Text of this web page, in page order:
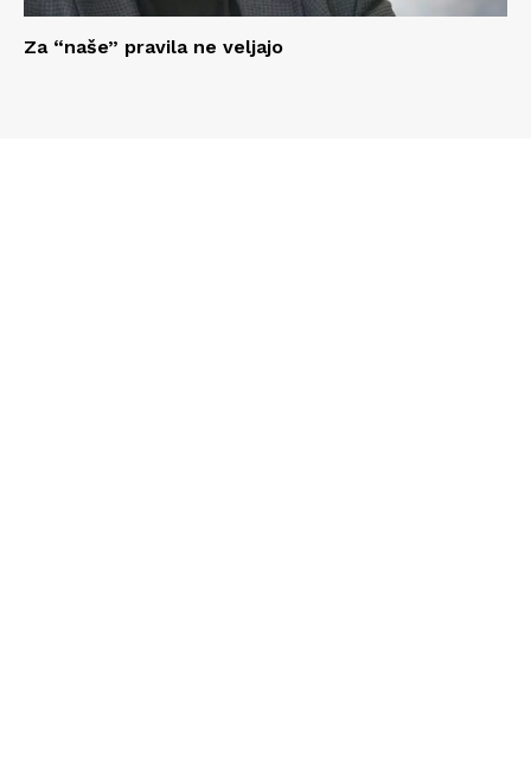
Za “naše” pravila ne veljajo